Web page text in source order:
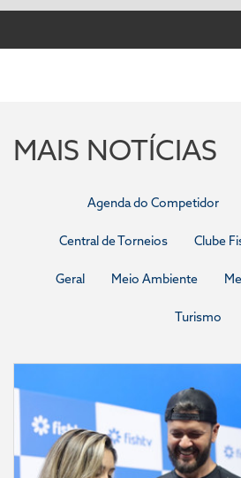
MAIS NOTÍCIAS
Agenda do Competidor
Central de Torneios Clube
Geral Meio Ambiente
Turismo